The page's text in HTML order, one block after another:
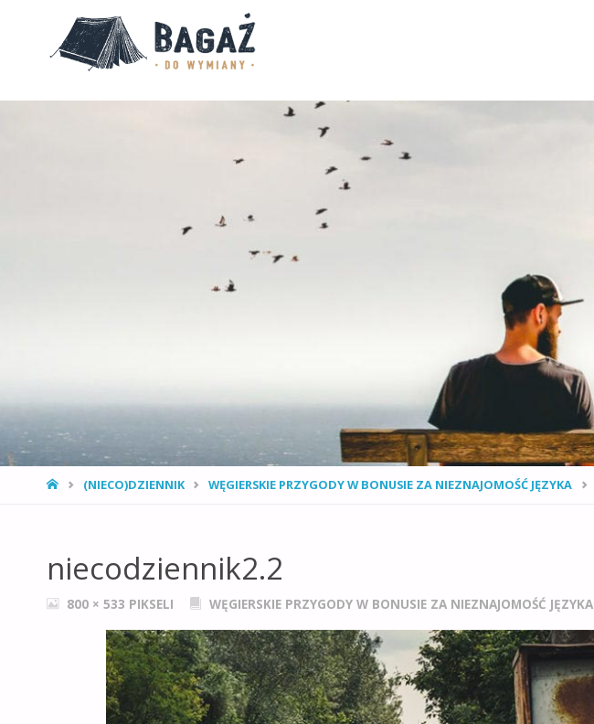
STRONA
(NIECO)DZIENNIK WĘGIERSKIE PRZYGODY W BONUSIE ZA NIEZNAJOMOŚĆ JĘZYKA
niecodziennik2.2
PEŁNY800 × 533 PIKSELI WĘGIERSKIE PRZYGODY W BONUSIE ZA NIEZNAJOMOŚĆ JĘZYKA